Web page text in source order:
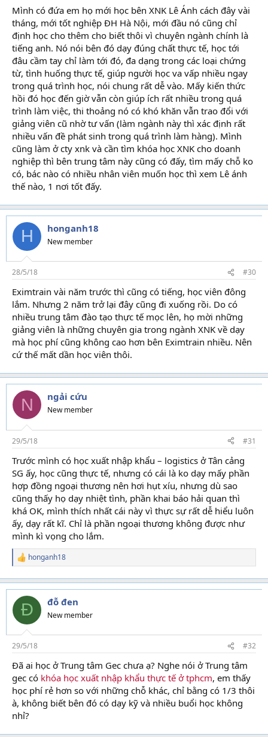
Mình có đứa em họ mới học bên XNK Lê Ánh cách đây vài
tháng, mới tốt nghiệp ĐH Hà Nội, mới đầu nó cũng chỉ
định học cho thêm cho biết thôi vì chuyên ngành chính là
tiếng anh. Nó nói bên đó dạy đúng chất thực tế, học tới
đâu cầm tay chỉ làm tới đó, đa dạng trong các loại chứng
từ, tình huống thực tế, giúp người học va vấp nhiều ngay
trong quá trình học, nói chung rất dễ vào. Mấy kiến thức
hồi đó học đến giờ vẫn còn giúp ích rất nhiều trong quá
trình làm việc, thi thoảng nó có khó khăn vẫn trao đổi với
giảng viên cũ nhờ tư vấn (làm ngành này thì xác định rất
nhiều vấn đề phát sinh trong quá trình làm hàng). Mình
cũng làm ở cty xnk và cần tìm khóa học XNK cho doanh
nghiệp thì bên trung tâm này cũng có đấy, tìm mấy chỗ ko
có, bác nào có nhiều nhân viên muốn học thì xem Lê ánh
thế nào, 1 nơi tốt đấy.
H honganh18
New member
28/5/18 #30
Eximtrain vài năm trước thì cũng có tiếng, học viên đông
lắm. Nhưng 2 năm trở lại đây cũng đi xuống rồi. Do có
nhiều trung tâm đào tạo thực tế mọc lên, họ mời những
giảng viên là những chuyên gia trong ngành XNK về dạy
mà học phí cũng không cao hơn bên Eximtrain nhiều. Nên
cứ thế mất dần học viên thôi.
N ngải cứu
New member
29/5/18 #31
Trước mình có học xuất nhập khẩu – logistics ở Tân cảng
SG ấy, học cũng thực tế, nhưng có cái là ko dạy mấy phần
hợp đồng ngoại thương nên hơi hụt xíu, nhưng dù sao
cũng thấy họ dạy nhiệt tình, phần khai báo hải quan thì
khá OK, mình thích nhất cái này vì thực sự rất dễ hiểu luôn
ấy, dạy rất kĩ. Chỉ là phần ngoại thương không được như
mình kì vọng cho lắm.
R
a
c
t
o
s
:
honganh18
Đ đỗ đen
New member
29/5/18 #32
Đã ai học ở Trung tâm Gec chưa ạ? Nghe nói ở Trung tâm
gec có khóa học xuất nhập khẩu thực tế ở tphcm, em thấy
học phí rẻ hơn so với những chỗ khác, chỉ bằng có 1/3 thôi
à, không biết bên đó có dạy kỹ và nhiều buổi học không
nhỉ?